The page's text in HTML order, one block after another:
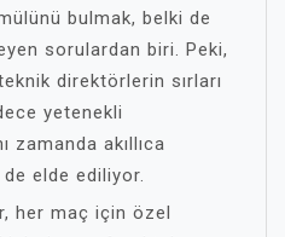
bulmak, belki de
sorulardan biri. Peki,
direktörlerin sırları
yetenekli
zamanda akıllıca
elde ediliyor.
her maç için özel